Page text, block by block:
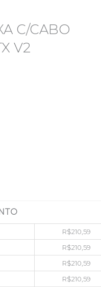
C/CABO
V2
R$210,59
R$210,59
R$210,59
R$210,59